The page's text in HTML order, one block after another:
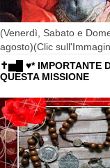
(Venerdì, Sabato e
agosto)(Clic
✝▅█ ♥* IMPORTANTE
QUESTA MISSIONE